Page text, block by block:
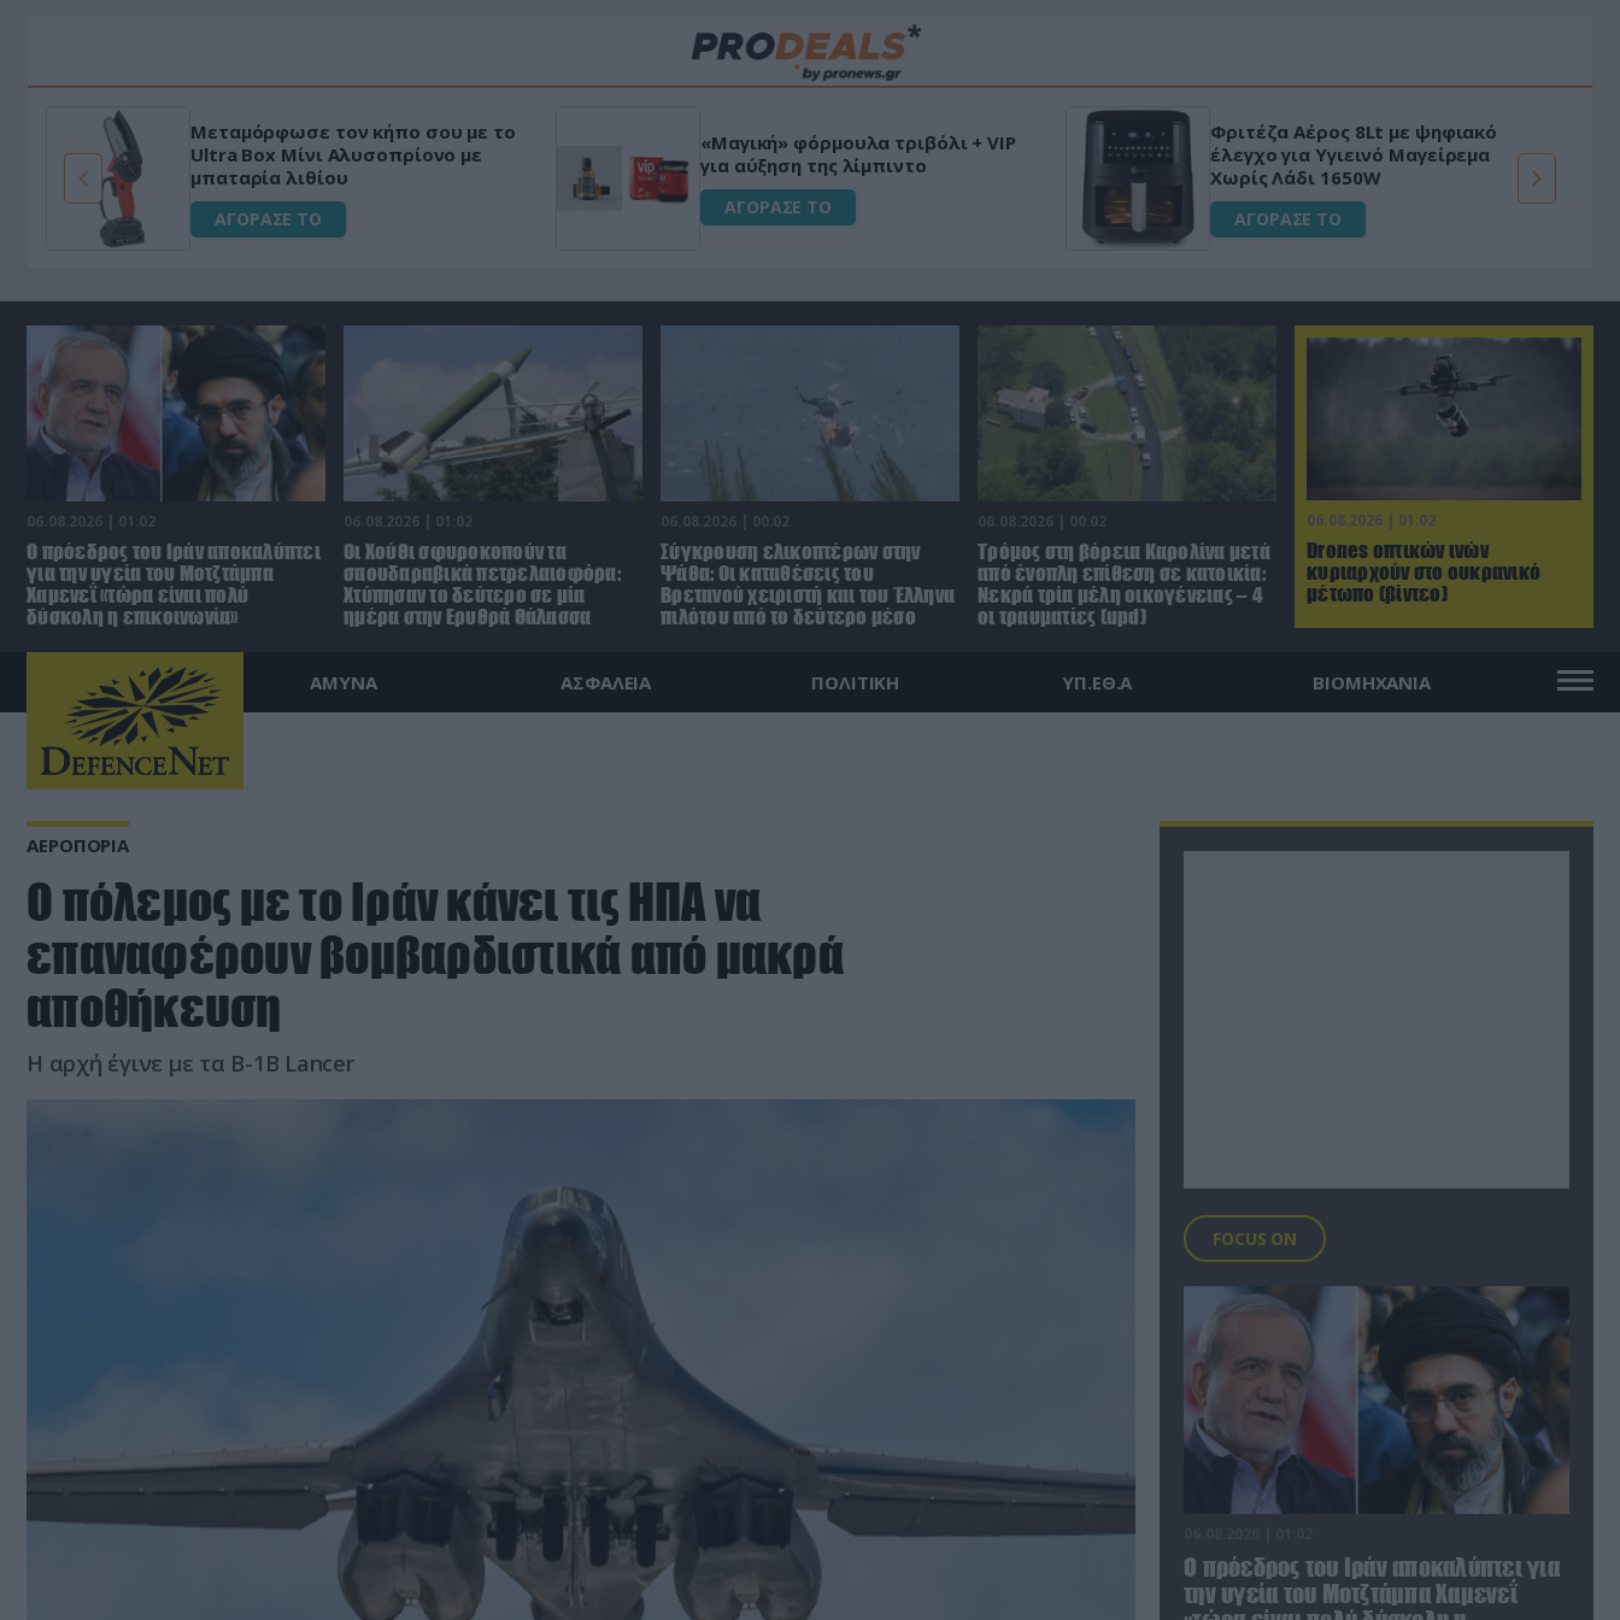
«Μαγική» φόρμουλα τριβόλι + VIP
για αύξηση της λίμπιντο
ΑΓΟΡΑΣΕ ΤΟ
Φριτέζα Αέρος 8Lt με ψηφιακό
έλεγχο για Υγιεινό Μαγείρεμα
Χωρίς Λάδι 1650W
ΑΓΟΡΑΣΕ ΤΟ
HAPI END: 100% φυτικό διεγερτικό
για άνδρες!
ΑΓΟΡΑΣΕ ΤΟ
06.08.2026 | 01:02
Drones οπτικών ινών
κυριαρχούν στο ουκρανικό
μέτωπο (βίντεο)
06.08.2026 | 01:02
Ο πρόεδρος του Ιράν αποκαλύπτει
για την υγεία του Μοτζτάμπα
Χαμενεΐ «τώρα είναι πολύ
δύσκολη η επικοινωνία»
06.08.2026 | 01:02
Οι Χούθι σφυροκοπούν τα
σαουδαραβικά πετρελαιοφόρα:
Χτύπησαν το δεύτερο σε μία
ημέρα στην Ερυθρά Θάλασσα
06.08.2026 | 00:02
Σύγκρουση ελικοπτέρων στην
Ψάθα: Οι καταθέσεις του
Βρετανού χειριστή και του Έλληνα
πιλότου από το δεύτερο μέσο
06.08.2026 | 00:02
Τρόμος στη βόρεια Καρολίνα μετά
από ένοπλη επίθεση σε κατοικία:
Νεκρά τρία μέλη οικογένειας – 4
οι τραυματίες (upd)
ΑΜΥΝΑ ΑΣΦΑΛΕΙΑ ΠΟΛΙΤΙΚΗ ΥΠ.ΕΘ.Α ΒΙΟΜΗΧΑΝΙΑ
ΑΕΡΟΠΟΡΙΑ
Ο πόλεμος με το Ιράν κάνει τις ΗΠΑ να
επαναφέρουν βομβαρδιστικά από μακρά
αποθήκευση
Η αρχή έγινε με τα B-1B Lancer
FOCUS ON
Ο πρόεδρος του Ιράν αποκαλύπτει για
την υγεία του Μοτζτάμπα Χαμενεΐ